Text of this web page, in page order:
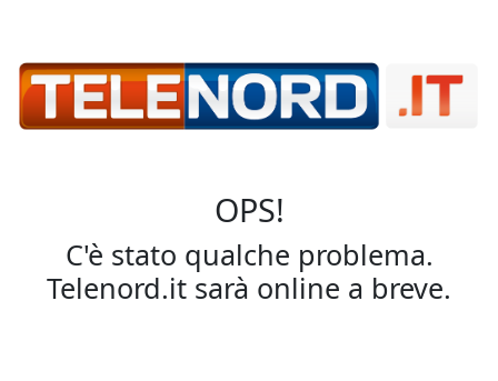
OPS!
C'è stato qualche problema.
Telenord.it sarà online a breve.